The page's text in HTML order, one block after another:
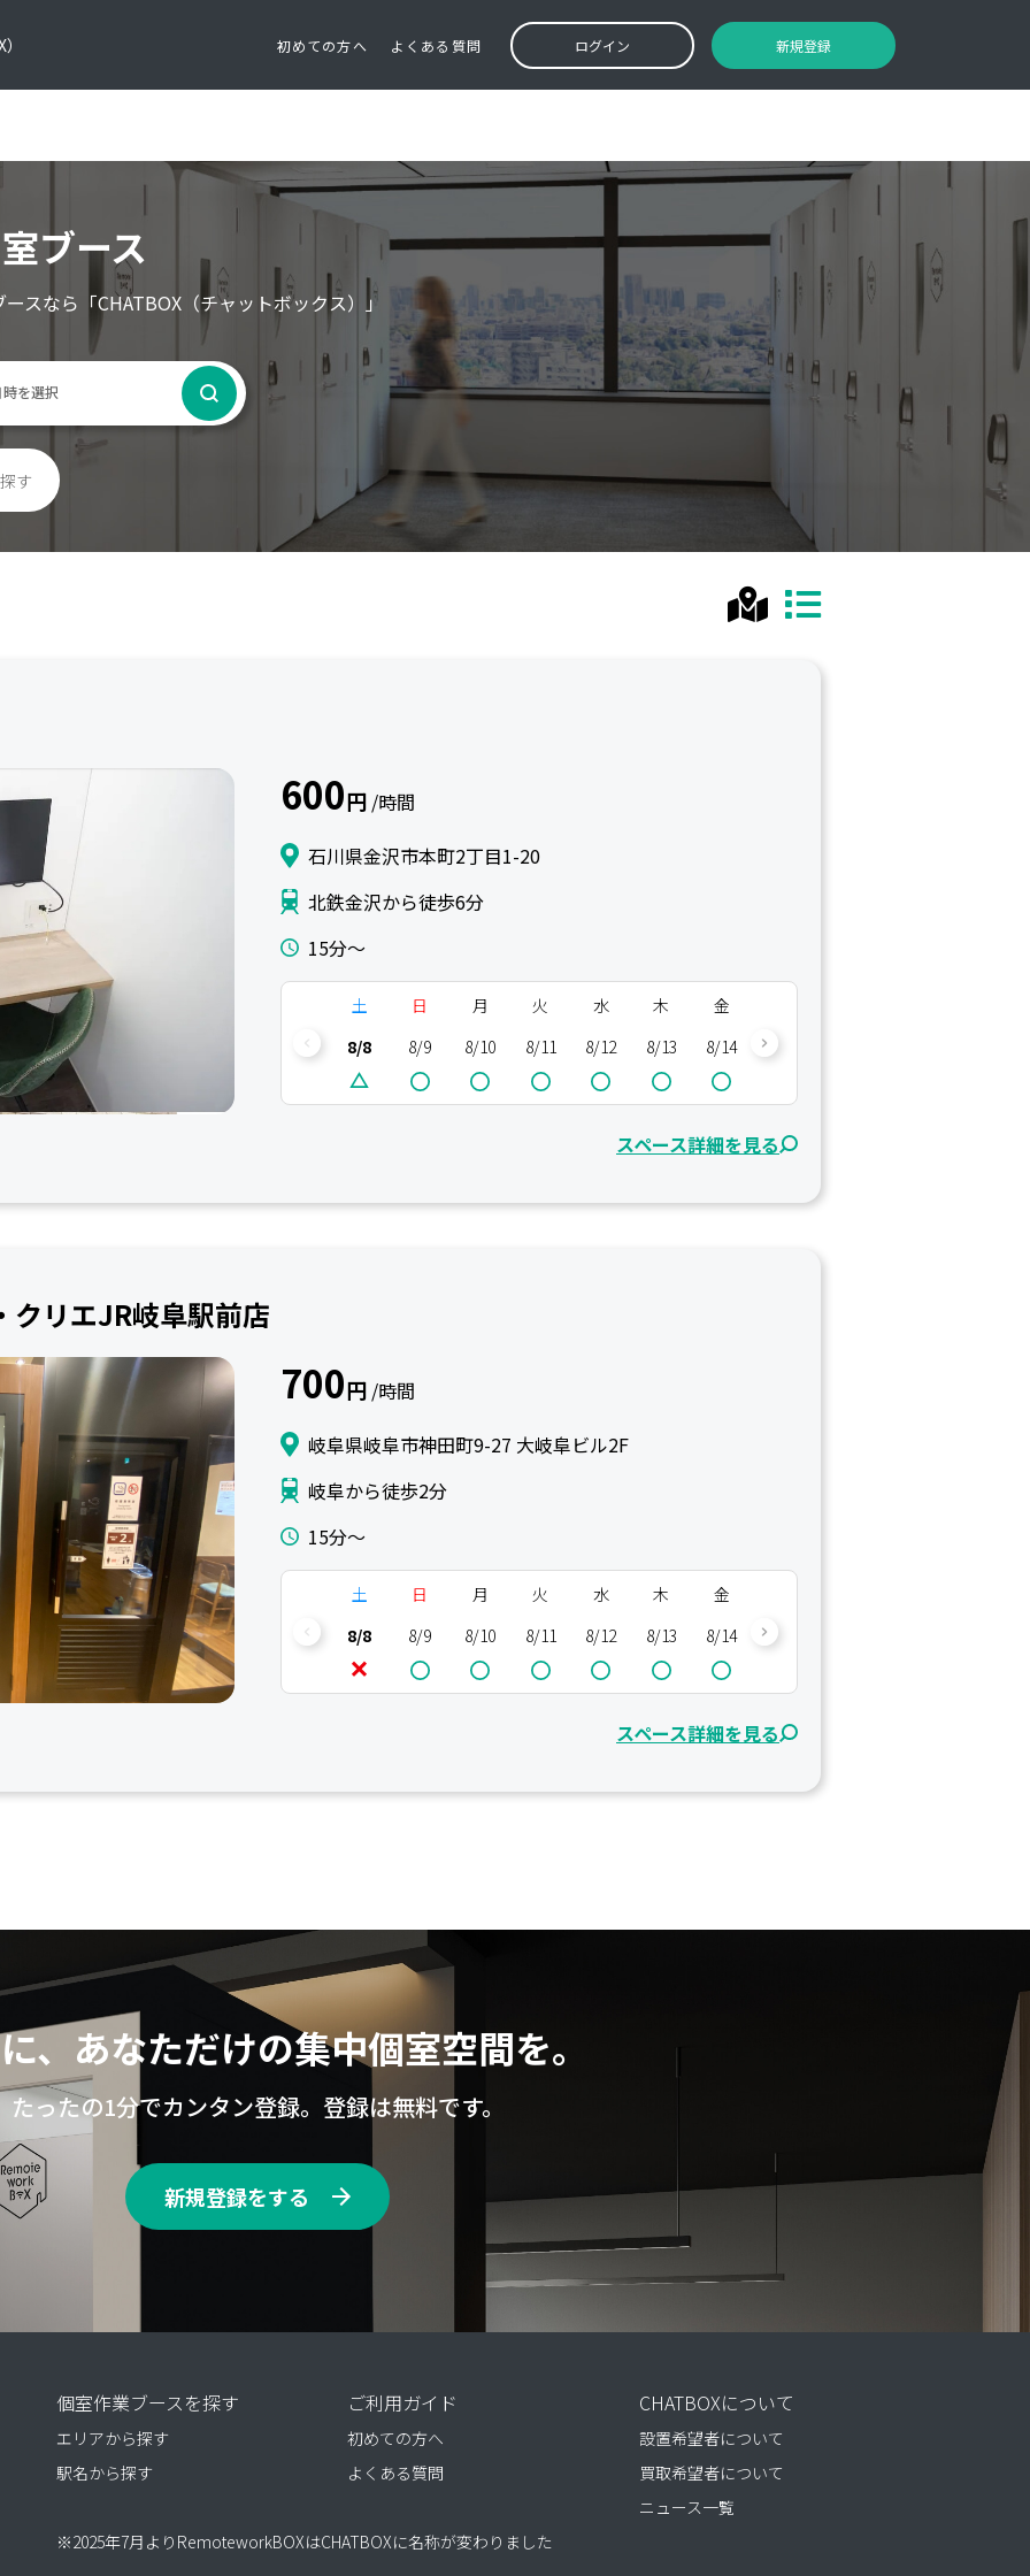
初めての方へ よくある質問 ログイン 新規登録
ブース
スなら 「CHATBOX（チャットボックス）」
す
600円 /時間
石川県金沢市本町2丁目1-20
北鉄金沢から徒歩6分
15分〜
土
8/8
日
8/9
月
8/10
火
8/11
水
8/12
木
8/13
金
8/14
8/15
スペース詳細を見る
クリエJR岐阜駅前店
700円 /時間
岐阜県岐阜市神田町9-27 大岐阜ビル2F
岐阜から徒歩2分
15分〜
土
8/8
日
8/9
月
8/10
火
8/11
水
8/12
木
8/13
金
8/14
8/15
スペース詳細を見る
、あなただけの集中個室空間を。
たったの1分でカンタン登録。登録は無料です。
新規登録をする
個室作業ブースを探す
エリアから探す
駅名から探す
ご利用ガイド
初めての方へ
よくある質問
CHATBOXについて
設置希望者について
買取希望者について
ニュース一覧
※2025年7月よりRemoteworkBOXはCHATBOXに名称が変わりました